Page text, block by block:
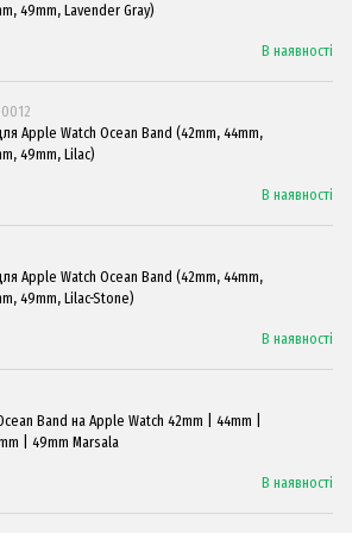
49mm, Lavender Gray)
В наявності
Apple Watch Ocean Band (42mm, 44mm,
49mm, Lilac)
В наявності
Apple Watch Ocean Band (42mm, 44mm,
49mm, Lilac-Stone)
В наявності
Band на Apple Watch 42mm | 44mm |
| 49mm Marsala
В наявності